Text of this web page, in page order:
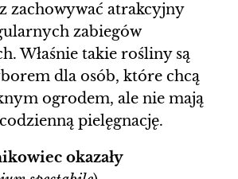
zachowywać atrakcyjny
zabiegów
Właśnie takie rośliny są
dla osób, które chcą
ogrodem, ale nie mają
pielęgnację.
okazały